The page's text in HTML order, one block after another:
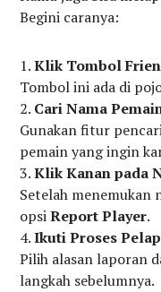
Begini caranya:
Klik Tombol
Tombol ini ada di
Cari Nama
Gunakan fitur
pemain yang ingin
Klik Kanan pada
Setelah menemukan
opsiReport Player.
Ikuti Proses
Pilih alasan laporan
langkah sebelumnya.